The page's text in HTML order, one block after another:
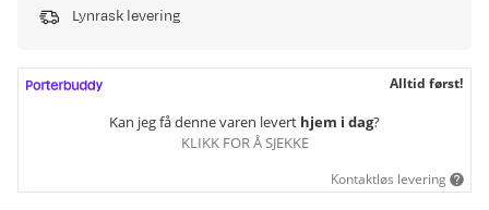
Lynrask levering
Alltid først!
Kan jeg få denne varen levert hjem i dag?
KLIKK FOR Å SJEKKE
Kontaktløs levering